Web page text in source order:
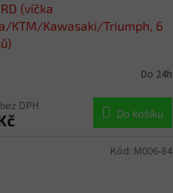
(víčka
KTM/Kawasaki/Triumph, 6
Do 24h
DPH
Do košíku
Kód: M006-84